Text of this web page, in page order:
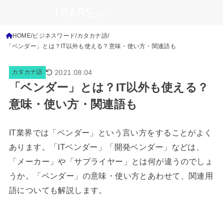
HOME ビジネスワード カタカナ語
「ベンダー」とは？IT以外も使える？意味・使い方・関連語も
カタカナ語 2021.08.04
「ベンダー」とは？IT以外も使える？
意味・使い方・関連語も
IT業界では「ベンダー」という言い方をすることがよく
あります。「ITベンダー」「開発ベンダー」などは、
「メーカー」や「サプライヤー」とは何が違うのでしょ
うか。「ベンダー」の意味・使い方とあわせて、関連用
語についても解説します。